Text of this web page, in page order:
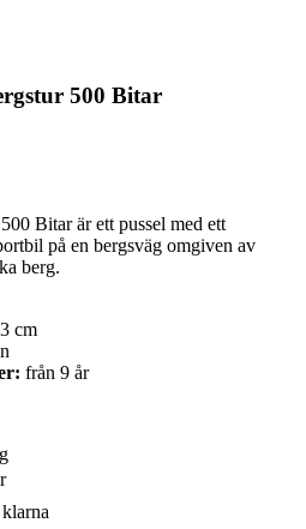
500 Bitar
Bitar är ett pussel med ett
på en bergsväg omgiven av
berg.
cm
från 9 år